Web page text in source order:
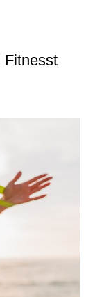
Fitnesst